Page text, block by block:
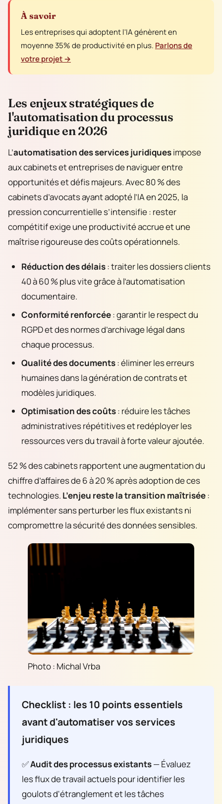
À savoir
Les entreprises qui adoptent l'IA génèrent en
moyenne 35% de productivité en plus. Parlons de
votre projet →
Les enjeux stratégiques de
l'automatisation du processus
juridique en 2026
L’automatisation des services juridiquesimpose
aux cabinets et entreprises de naviguer entre
opportunités et défis majeurs. Avec 80 % des
cabinets d’avocats ayant adopté l’IA en 2025, la
pression concurrentielle s’intensifie : rester
compétitif exige une productivité accrue et une
maîtrise rigoureuse des coûts opérationnels.
Réduction des délais: traiter les dossiers clients
40 à 60 % plus vite grâce à l’automatisation
documentaire.
Conformité renforcée: garantir le respect du
RGPD et des normes d’archivage légal dans
chaque processus.
Qualité des documents: éliminer les erreurs
humaines dans la génération de contrats et
modèles juridiques.
Optimisation des coûts: réduire les tâches
administratives répétitives et redéployer les
ressources vers du travail à forte valeur ajoutée.
52 % des cabinets rapportent une augmentation du
chiffre d’affaires de 6 à 20 % après adoption de ces
technologies. L’enjeu reste la transition maîtrisée:
implémenter sans perturber les flux existants ni
compromettre la sécurité des données sensibles.
Photo : Michal Vrba
Checklist : les 10 points essentiels
avant d'automatiser vos services
juridiques
✅Audit des processus existants— Évaluez
les flux de travail actuels pour identifier les
goulots d'étranglement et les tâches